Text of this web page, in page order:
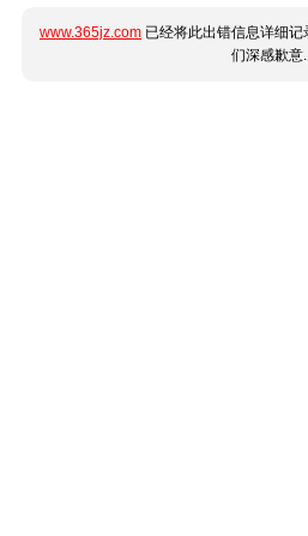
www.365jz.com 已经将此出错信息详细
们深感歉意.